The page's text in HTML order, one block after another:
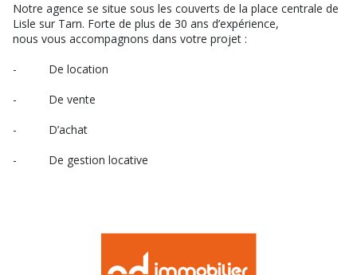
Notre agence se situe sous les couverts de la place centrale de
Lisle sur Tarn. Forte de plus de 30 ans d’expérience,
nous vous accompagnons dans votre projet :
- De location
- De vente
- D’achat
- De gestion locative